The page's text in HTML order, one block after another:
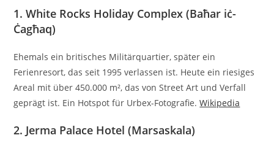
1.White Rocks Holiday Complex (Baħar iċ-
Ċagħaq)
Ehemals ein britisches Militärquartier, später ein
Ferienresort, das seit 1995 verlassen ist. Heute ein riesiges
Areal mit über 450.000 m², das von Street Art und Verfall
geprägt ist. Ein Hotspot für Urbex-Fotografie. Wikipedia
2. Jerma Palace Hotel (Marsaskala)